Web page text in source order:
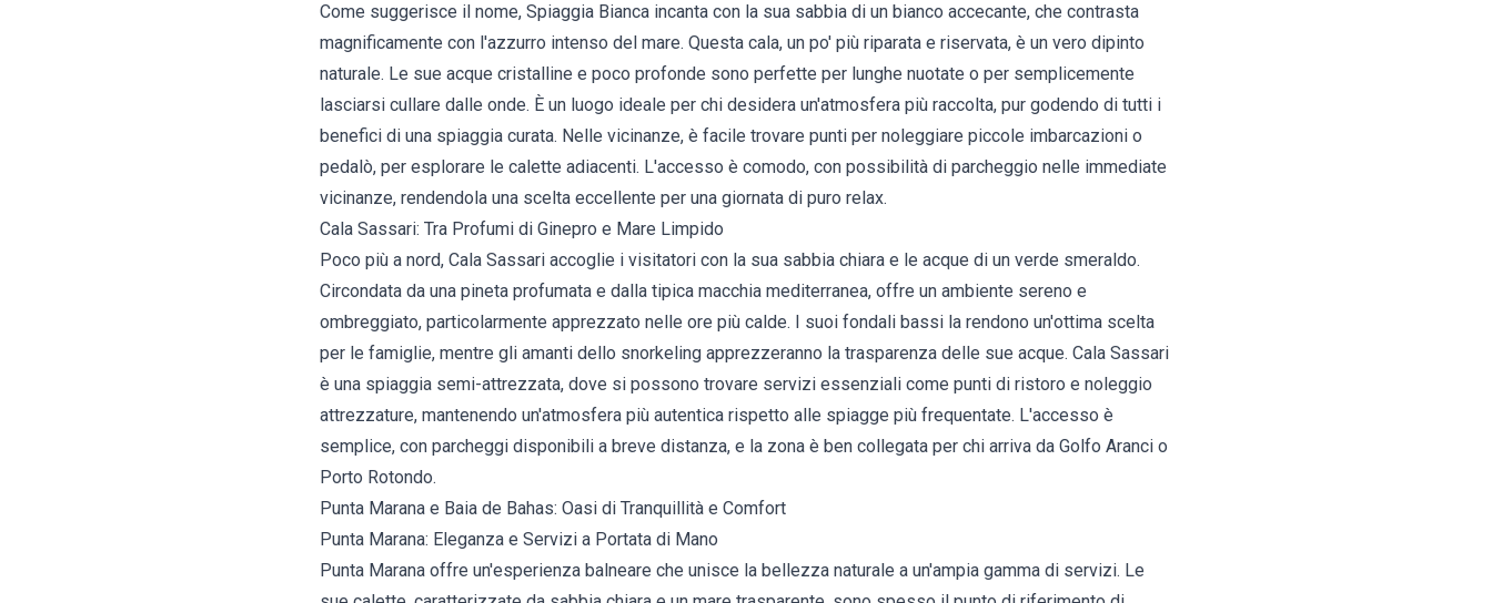
Come suggerisce il nome, Spiaggia Bianca incanta con la sua sabbia di un bianco accecante, che contrasta
magnificamente con l'azzurro intenso del mare. Questa cala, un po' più riparata e riservata, è un vero dipinto
naturale. Le sue acque cristalline e poco profonde sono perfette per lunghe nuotate o per semplicemente
lasciarsi cullare dalle onde. È un luogo ideale per chi desidera un'atmosfera più raccolta, pur godendo di tutti i
benefici di una spiaggia curata. Nelle vicinanze, è facile trovare punti per noleggiare piccole imbarcazioni o
pedalò, per esplorare le calette adiacenti. L'accesso è comodo, con possibilità di parcheggio nelle immediate
vicinanze, rendendola una scelta eccellente per una giornata di puro relax.
Cala Sassari: Tra Profumi di Ginepro e Mare Limpido
Poco più a nord, Cala Sassari accoglie i visitatori con la sua sabbia chiara e le acque di un verde smeraldo.
Circondata da una pineta profumata e dalla tipica macchia mediterranea, offre un ambiente sereno e
ombreggiato, particolarmente apprezzato nelle ore più calde. I suoi fondali bassi la rendono un'ottima scelta
per le famiglie, mentre gli amanti dello snorkeling apprezzeranno la trasparenza delle sue acque. Cala Sassari
è una spiaggia semi-attrezzata, dove si possono trovare servizi essenziali come punti di ristoro e noleggio
attrezzature, mantenendo un'atmosfera più autentica rispetto alle spiagge più frequentate. L'accesso è
semplice, con parcheggi disponibili a breve distanza, e la zona è ben collegata per chi arriva da Golfo Aranci o
Porto Rotondo.
Punta Marana e Baia de Bahas: Oasi di Tranquillità e Comfort
Punta Marana: Eleganza e Servizi a Portata di Mano
Punta Marana offre un'esperienza balneare che unisce la bellezza naturale a un'ampia gamma di servizi. Le